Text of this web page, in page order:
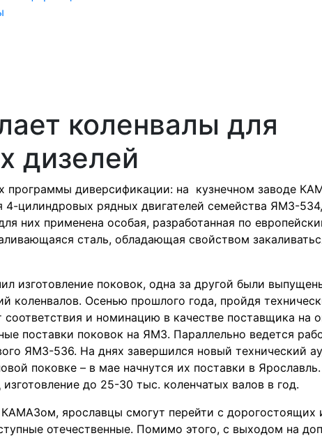
коленвалы для
дизелей
программы диверсификации: на кузнечном заводе
4-цилиндровых рядных двигателей семейства ЯМЗ-
них применена особая, разработанная по
сталь, обладающая свойством
изготовление поковок, одна за другой были
коленвалов. Осенью прошлого года, пройдя
и номинацию в качестве поставщика на
поставки поковок на ЯМЗ. Параллельно ведется
ЯМЗ-536. На днях завершился новый технический
поковке – в мае начнутся их поставки в
до 25-30 тыс. коленчатых валов в год.
КАМАЗом, ярославцы смогут перейти с дорогостоящих
отечественные. Помимо этого, с выходом на